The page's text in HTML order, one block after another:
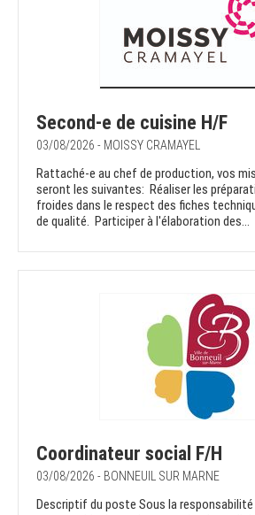
Second-e de cuisine H/F
03/08/2026 - MOISSY CRAMAYEL
Rattaché-e au chef de production, vos
seront les suivantes: Réaliser les
froides dans le respect des fiches
de qualité. Participer à l'élaboration des...
Coordinateur social F/H
03/08/2026 - BONNEUIL SUR MARNE
Descriptif du poste Sous la